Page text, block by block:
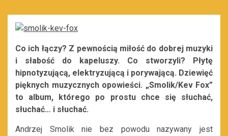
Co ich łączy? Z pewnością miłość do dobrej muzyki
i słabość do kapeluszy. Co stworzyli? Płytę
hipnotyzującą, elektryzującą i porywającą. Dziewięć
pięknych muzycznych opowieści. „Smolik/Kev Fox”
to album, którego po prostu chce się słuchać,
słuchać… i słuchać.
Andrzej Smolik nie bez powodu nazywany jest